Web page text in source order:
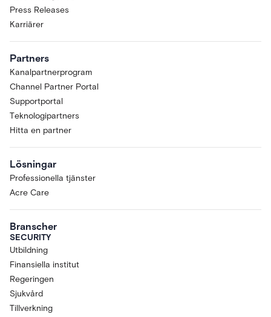
Press Releases
Karriärer
Partners
Kanalpartnerprogram
Channel Partner Portal
Supportportal
Teknologipartners
Hitta en partner
Lösningar
Professionella tjänster
Acre Care
Branscher
SECURITY
Utbildning
Finansiella institut
Regeringen
Sjukvård
Tillverkning